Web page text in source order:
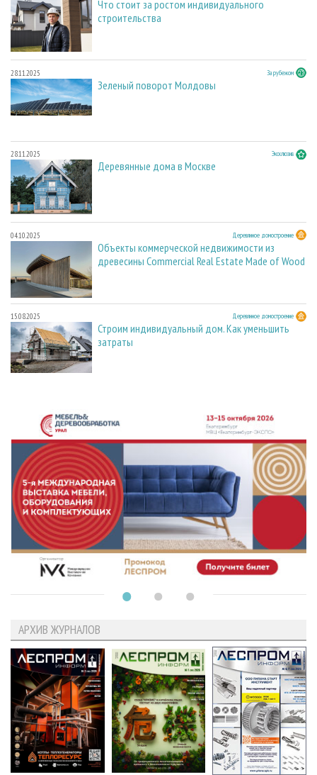
Что стоит за ростом индивидуального
строительства
28.11.2025 За рубежом
Зеленый поворот Молдовы
28.11.2025 Эксклюзив
Деревянные дома в Москве
04.10.2025 Деревянное домостроение
Объекты коммерческой недвижимости из
древесины Commercial Real Estate Made of Wood
15.08.2025 Деревянное домостроение
Строим индивидуальный дом. Как уменьшить
затраты
АРХИВ ЖУРНАЛОВ